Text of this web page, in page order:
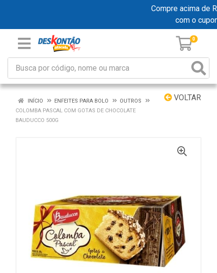
Compre acima de
com o
0
VOLTAR
INÍCIO ENFEITES PARA BOLO
OUTROS
COLOMBA PASCAL COM GOTAS DE CHOCOLATE
BAUDUCCO 500G